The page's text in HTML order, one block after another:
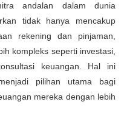
andalan dalam dunia
tidak hanya mencakup
rekening dan pinjaman,
kompleks seperti investasi,
keuangan. Hal ini
pilihan utama bagi
mereka dengan lebih